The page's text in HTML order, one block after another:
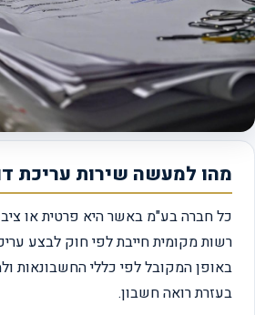
מהו למעשה שירות עריכת
כל חברה בע"מ באשר היא פרטית או
רשות מקומית חייבת לפי חוק לבצע
באופן המקובל לפי כללי החשבונאות
בעזרת רואה חשבון.